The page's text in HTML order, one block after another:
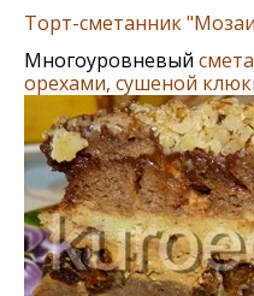
Торт-сметанник
Многоуровневый
орехами, сушеной